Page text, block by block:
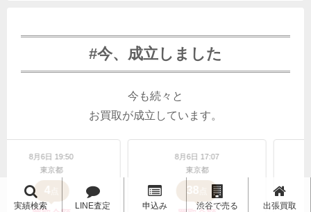
#今、成立しました
今も続々と
お買取が成立しています。
実績検索 LINE査定 申込み 渋谷で売る 出張買取